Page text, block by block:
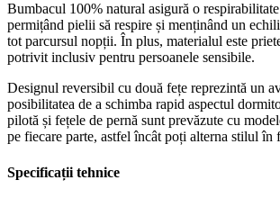
Bumbacul 100% natural asigură o
permițând pielii să respire și menținând un
tot parcursul nopții. În plus, materialul este
potrivit inclusiv pentru persoanele sensibile.
Designul reversibil cu două fețe reprezintă un
posibilitatea de a schimba rapid aspectul
pilotă și fețele de pernă sunt prevăzute cu
pe fiecare parte, astfel încât poți alterna stilul în
Specificații tehnice